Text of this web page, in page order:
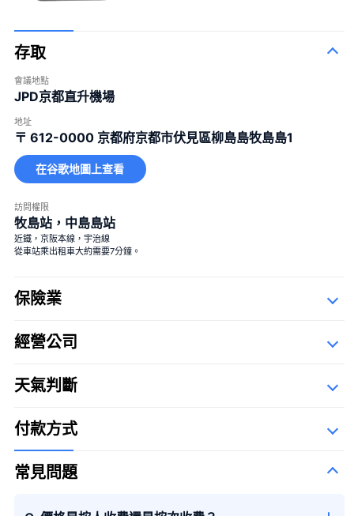
大花束
存取
會議地點
JPD京都直升機場
地址
〒 612-0000 京都府京都市伏見區柳島島牧島島1
在谷歌地圖上查看
訪問權限
牧島站，中島島站
近鐵，京阪本線，宇治線
從車站乘出租車大約需要7分鐘。
保險業
經營公司
匠航空有限公司
天氣判斷
付款方式
常見問題